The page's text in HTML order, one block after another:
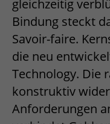
gleichzeitig
Bindung steckt
Savoir-faire.
die neu
Technology. Die
konstruktiv
Anforderungen